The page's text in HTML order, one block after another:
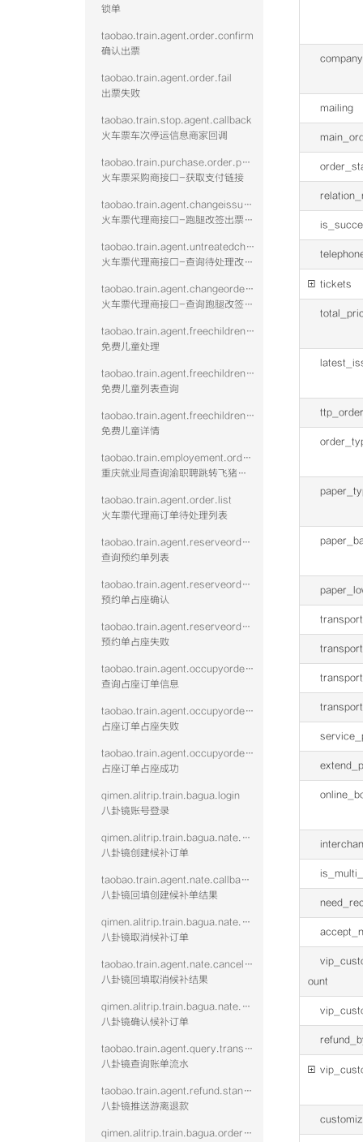
锁单
taobao.train.agent.order.confirm
确认出票
taobao.train.agent.order.fail
出票失败
taobao.train.stop.agent.callback
火车票车次停运信息商家回调
taobao.train.purchase.order.payurl
火车票采购商接口-获取支付链接
taobao.train.agent.changeissue.confirm.vtwo
火车票代理商接口-跑腿改签出票回填-含鉴权校验
taobao.train.agent.untreatedchange.query.vtwo
火车票代理商接口-查询待处理改签单列表-含鉴权校验
taobao.train.agent.changeorderdetail.query.vtwo
火车票代理商接口-查询跑腿改签订单详情-含鉴权校验
taobao.train.agent.freechildrendeal.confirm.vtwo
免费儿童处理
taobao.train.agent.freechildrenlist.query.vtwo
免费儿童列表查询
taobao.train.agent.freechildrendetail.query.vtwo
免费儿童详情
taobao.train.employement.order.query
重庆就业局查询渝职聘跳转飞猪下单的火车票订单
taobao.train.agent.order.list
火车票代理商订单待处理列表
taobao.train.agent.reserveorderlist.query
查询预约单列表
taobao.train.agent.reserveorderoccupy.confirm
预约单占座确认
taobao.train.agent.reserveorderoccupy.fail
预约单占座失败
taobao.train.agent.occupyorder.query
查询占座订单信息
taobao.train.agent.occupyorder.confirm.fail
占座订单占座失败
taobao.train.agent.occupyorder.confirm.succ
占座订单占座成功
qimen.alitrip.train.bagua.login
八卦镜账号登录
qimen.alitrip.train.bagua.nate.create
八卦镜创建候补订单
taobao.train.agent.nate.callback.vtwo
八卦镜回填创建候补单结果
qimen.alitrip.train.bagua.nate.cancel
八卦镜取消候补订单
taobao.train.agent.nate.cancel.vtwo
八卦镜回填取消候补结果
qimen.alitrip.train.bagua.nate.confirm
八卦镜确认候补订单
taobao.train.agent.query.transaction.vtwo
八卦镜查询账单流水
taobao.train.agent.refund.standalone.vtwo
八卦镜推送游离退款
qimen.alitrip.train.bagua.order.create
mailing
 tickets
ount
